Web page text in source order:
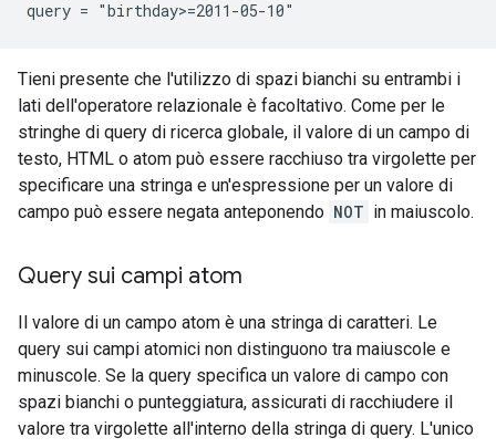
Tieni presente che l'utilizzo di spazi bianchi su entrambi i
lati dell'operatore relazionale è facoltativo. Come per le
stringhe di query di ricerca globale, il valore di un campo di
testo, HTML o atom può essere racchiuso tra virgolette per
specificare una stringa e un'espressione per un valore di
campo può essere negata anteponendo NOT in maiuscolo.
Query sui campi atom
Il valore di un campo atom è una stringa di caratteri. Le
query sui campi atomici non distinguono tra maiuscole e
minuscole. Se la query specifica un valore di campo con
spazi bianchi o punteggiatura, assicurati di racchiudere il
valore tra virgolette all'interno della stringa di query. L'unico